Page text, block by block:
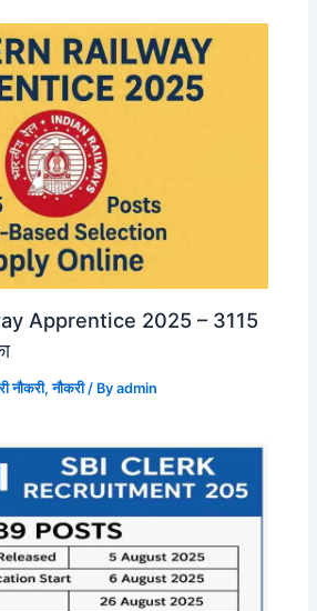
Apprentice 2025 – 3115
नौकरी,नौकरी/ Byadmin